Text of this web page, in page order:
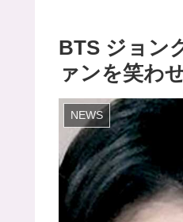
BTS ジョン
ァンを笑わ
NEWS